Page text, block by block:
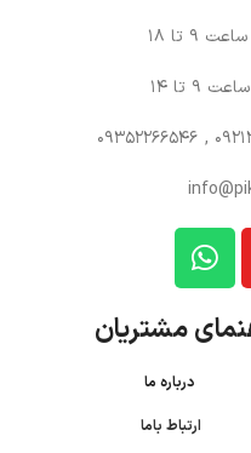
9 تا 18
تا 14
مشتریان
ما
ارتباط باما